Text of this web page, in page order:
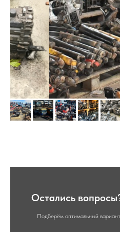
Остались
Подберём оптимальный